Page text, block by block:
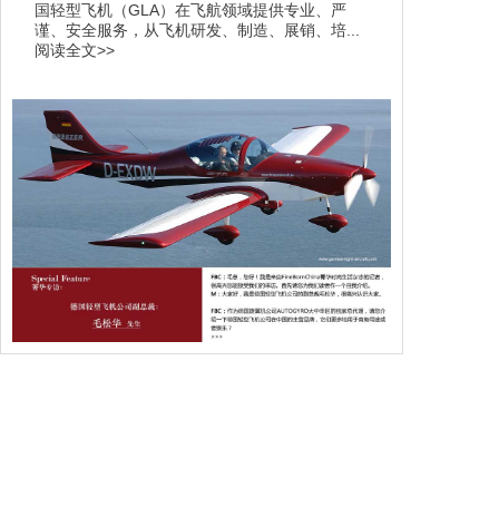
国轻型飞机（GLA）在飞航领域提供专业、严
谨、安全服务，从飞机研发、制造、展销、培...
阅读全文>>